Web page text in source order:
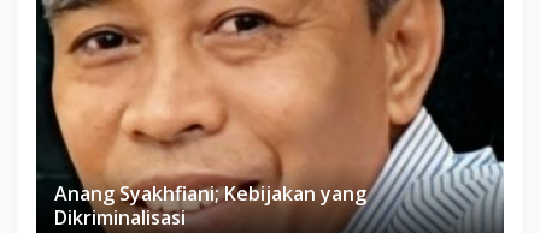
Anang Syakhfiani; Kebijakan yang
Dikriminalisasi